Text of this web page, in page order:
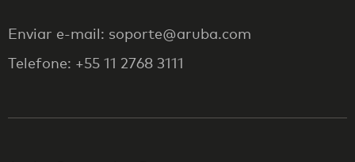
Enviar e-mail: soporte@aruba.com
Telefone: +55 11 2768 3111